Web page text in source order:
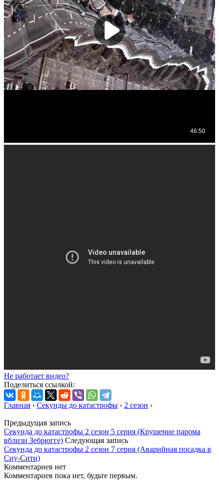
Не работает видео?
Поделиться ссылкой:
Главная › Секунды до катастрофы › 2 сезон ›
Предыдущая запись
Секунда до катастрофы 2 сезон 5 серия (Крушение парома
вблизи Зебрюгге) Следующая запись
Секунда до катастрофы 2 сезон 7 серия (Аварийная посадка в
Сиу-Сити)
Комментариев нет
Комментариев пока нет, будьте первым.